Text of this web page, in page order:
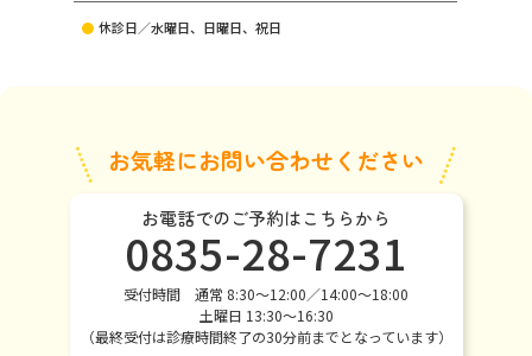
● 休診日／水曜日、日曜日、祝日
お気軽にお問い合わせください
お電話でのご予約はこちらから
0835-28-7231
受付時間 通常 8:30〜12:00／14:00〜18:00
土曜日 13:30〜16:30
（最終受付は診療時間終了の30分前までとなっています）